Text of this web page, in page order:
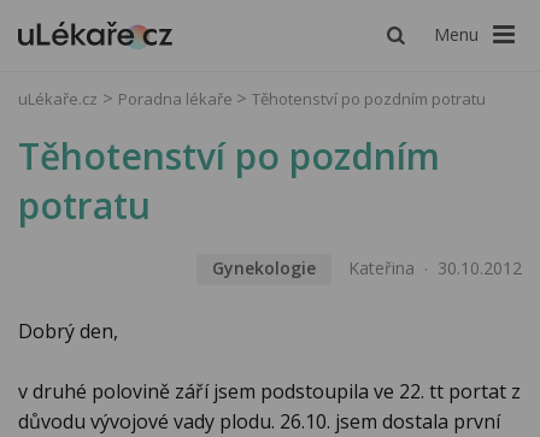
Menu
uLékaře.cz Poradna lékaře Těhotenství po pozdním potratu
Těhotenství po pozdním
potratu
Gynekologie Kateřina 30.10.2012
Dobrý den,
v druhé polovině září jsem podstoupila ve 22. tt portat z
důvodu vývojové vady plodu. 26.10. jsem dostala první